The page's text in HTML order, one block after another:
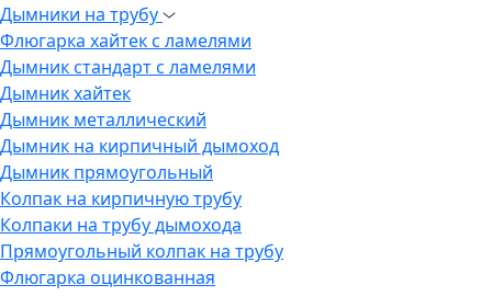
Дымники на трубу
Флюгарка хайтек с ламелями
Дымник стандарт с ламелями
Дымник хайтек
Дымник металлический
Дымник на кирпичный дымоход
Дымник прямоугольный
Колпак на кирпичную трубу
Колпаки на трубу дымохода
Прямоугольный колпак на трубу
Флюгарка оцинкованная